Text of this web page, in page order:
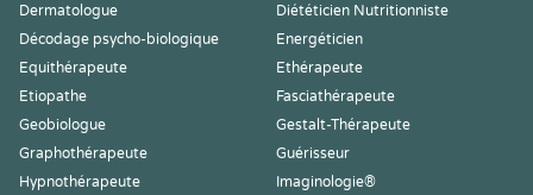
Dermatologue
Diététicien Nutritionniste
Décodage psycho-biologique
Energéticien
Equithérapeute
Ethérapeute
Etiopathe
Fasciathérapeute
Geobiologue
Gestalt-Thérapeute
Graphothérapeute
Guérisseur
Hypnothérapeute
Imaginologie®